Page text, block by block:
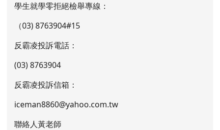
學生就學零拒絕檢舉專線：
（03) 8763904#15
反霸凌投訴電話：
(03) 8763904
反霸凌投訴信箱：
iceman8860@yahoo.com.tw
聯絡人黃老師